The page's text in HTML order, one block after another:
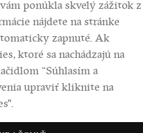
ponúkla skvelý zážitok z
nájdete na stránke
zapnuté. Ak
ktoré sa nachádzajú na
“Súhlasím a
upraviť kliknite na